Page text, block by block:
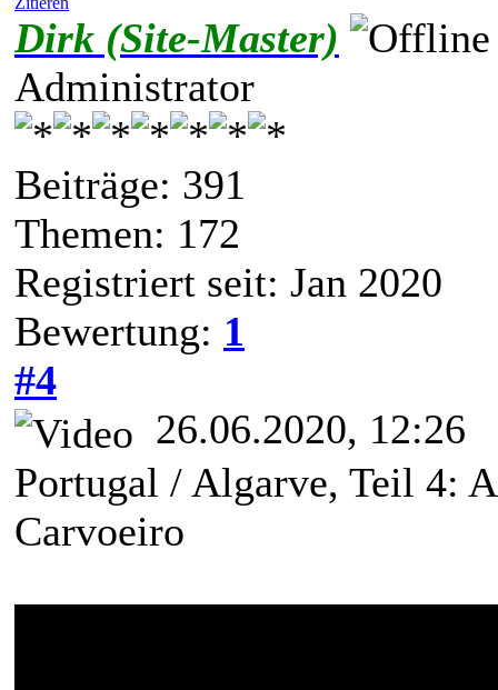
Dirk (Site-Master)
Administrator
Beiträge: 391
Themen: 172
Registriert seit: Jan 2020
Bewertung: 1
#4
26.06.2020, 12:26
Portugal / Algarve, Teil 4:
Carvoeiro